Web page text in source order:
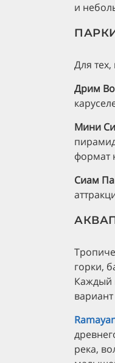
и
Для
Дрим
Мини
формат
Сиам
горки,
Каждый
река,